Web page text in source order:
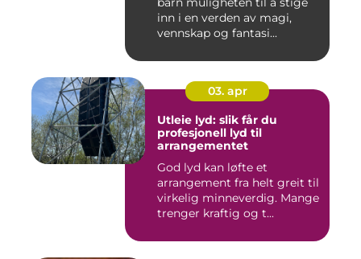
inn i en verden av magi,
vennskap og fantasi...
03. apr
Utleie lyd: slik får du
profesjonell lyd til
arrangementet
God lyd kan løfte et
arrangement fra helt greit til
virkelig minneverdig. Mange
trenger kraftig og t...